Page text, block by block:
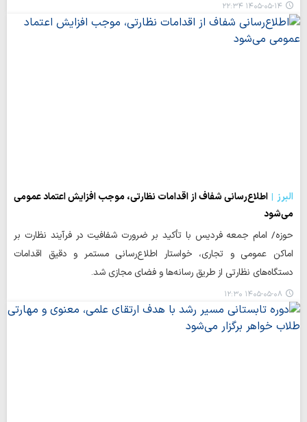
۱۴۰۵-۰۵-۱۴ ۲۲:۳۴
البرز
اطلاع‌رسانی شفاف از اقدامات نظارتی، موجب افزایش اعتماد عمومی
می‌شود
حوزه/ امام جمعه فردیس با تأکید بر ضرورت شفافیت در فرآیند نظارت بر
اماکن عمومی و تجاری، خواستار اطلاع‌رسانی مستمر و دقیق اقدامات
دستگاه‌های نظارتی از طریق رسانه‌ها و فضای مجازی شد.
۱۴۰۵-۰۵-۰۸ ۱۲:۳۰